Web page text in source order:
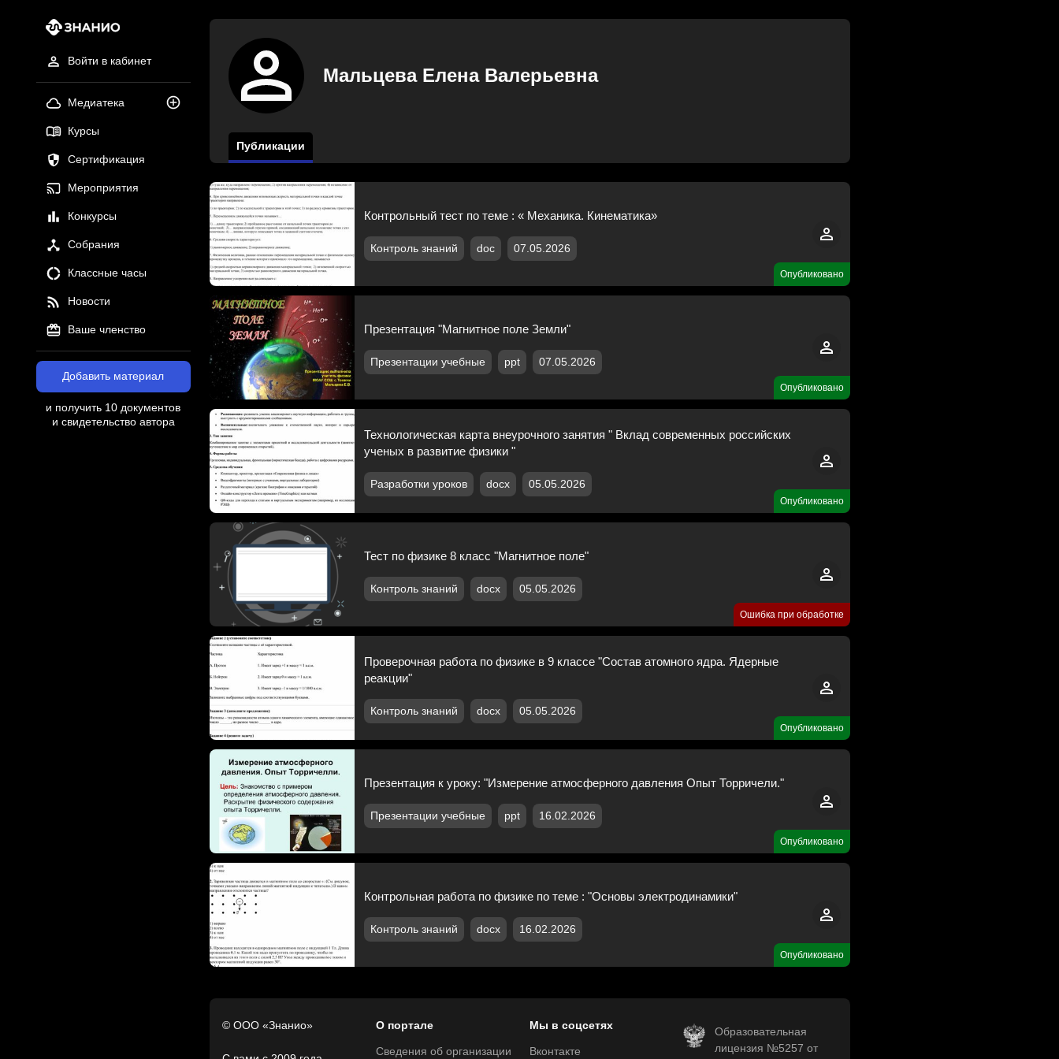
Войти в кабинет
Медиатека
Курсы
Сертификация
Мероприятия
Конкурсы
Собрания
Классные часы
Новости
Ваше членство
Добавить материал
и получить 10 документов
и свидетельство автора
Мальцева Елена Валерьевна
Публикации
Опубликовано
Контрольный тест по теме : « Механика. Кинематика»
Контроль знаний doc 07.05.2026
Опубликовано
Презентация "Магнитное поле Земли"
Презентации учебные ppt 07.05.2026
Опубликовано
Технологическая карта внеурочного занятия " Вклад современных российских
ученых в развитие физики "
Разработки уроков docx 05.05.2026
Ошибка при обработке
Тест по физике 8 класс "Магнитное поле"
Контроль знаний docx 05.05.2026
Опубликовано
Проверочная работа по физике в 9 классе "Состав атомного ядра. Ядерные
реакции"
Контроль знаний docx 05.05.2026
Опубликовано
Презентация к уроку: "Измерение атмосферного давления Опыт Торричели."
Презентации учебные ppt 16.02.2026
Опубликовано
Контрольная работа по физике по теме : "Основы электродинамики"
Контроль знаний docx 16.02.2026
© ООО «Знанио» О портале
Сведения об организации
Мы в соцсетях
Вконтакте
Образовательная
лицензия №5257 от